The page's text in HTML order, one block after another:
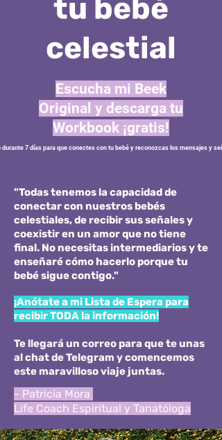
tu bebé
celestial
Escucha mi Beek
Original y descarga tu
Workbook ¡gratis!
7 días para que conectes con tu bebé y reconozcas los mensajes y
"Todas tenemos la capacidad de
conectar con nuestros bebés
celestiales, de recibir sus señales y
coexistir en un amor que no tiene
final. No necesitas intermediarios y te
enseñaré cómo hacerlo porque tu
bebé sigue contigo."
¡Anótate a mi Lista de Espera para
recibir TODA la información!
Te llegará un correo para que te unas
al chat de Telegram y comencemos
este maravilloso viaje juntas.
- Patricia Mora
Life Coach Espiritual y Tanatóloga